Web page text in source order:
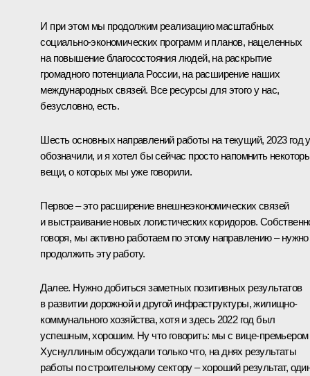
И при этом мы продолжим реализацию масштабных
социально-экономических программ и планов, нацеленных
на повышение благосостояния людей, на раскрытие
громадного потенциала России, на расширение наших
международных связей. Все ресурсы для этого у нас,
безусловно, есть.
Шесть основных направлений работы на текущий, 2023 год
обозначили, и я хотел бы сейчас просто напомнить
вещи, о которых мы уже говорили.
Первое – это расширение внешнеэкономических связей
и выстраивание новых логистических коридоров.
говоря, мы активно работаем по этому направлению – нужно
продолжить эту работу.
Далее. Нужно добиться заметных позитивных результатов
в развитии дорожной и другой инфраструктуры, жилищно-
коммунального хозяйства, хотя и здесь 2022 год был
успешным, хорошим. Ну что говорить: мы с вице-премьером
Хуснуллинымобсуждали только что, на днях результаты
работы по строительному сектору – хороший результат,